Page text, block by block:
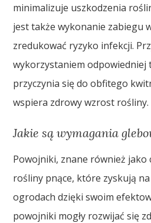
minimalizuje uszkodzenia
jest także wykonanie zabiegu
zredukować ryzyko infekcji.
wykorzystaniem odpowiedniej
przyczynia się do obfitego
wspiera zdrowy wzrost rośliny.
Jakie są wymagania
Powojniki, znane również jako
rośliny pnące, które zyskują
ogrodach dzięki swoim
powojniki mogły rozwijać się